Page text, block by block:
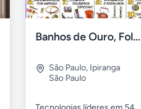
Banhos de Ouro, Folheação Portátil, Metalização e mais!
São Paulo, Ipiranga
São Paulo